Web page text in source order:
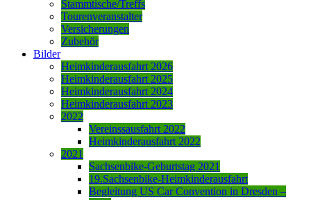
Stammtische/Treffs
Tourenveranstalter
Versicherungen
Zubehör
Bilder
Heimkinderausfahrt 2026
Heimkinderausfahrt 2025
Heimkinderausfahrt 2024
Heimkinderausfahrt 2023
2022
Vereinssausfahrt 2022
Heimkinderausfahrt 2022
2021
Sachsenbike-Geburtstag 2021
19.Sachsenbike-Heimkinderausfahrt
Begleitung US Car Convention in Dresden –